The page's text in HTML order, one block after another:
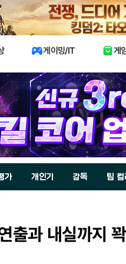
게이밍/IT 게
가 개인기 감독 팀 컬
출과 내실까지